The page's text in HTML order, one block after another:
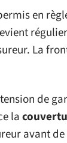
en
La
de
la
avant